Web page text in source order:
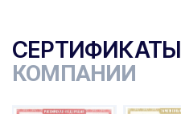
СЕРТИФИКАТЫ
КОМПАНИИ